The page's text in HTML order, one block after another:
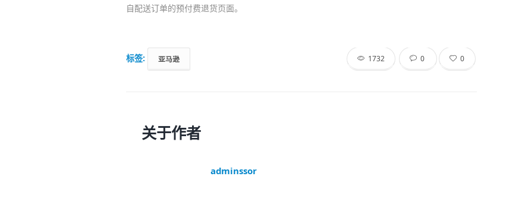
自配送订单的预付费退货页面。
标签: 亚马逊 1732 0 0
关于作者
adminssor